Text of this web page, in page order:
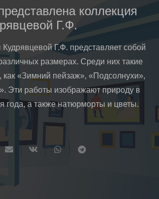
коллекция
Г.Ф.
Г.Ф. представляет собой
размерах. Среди них такие
как «Зимний пейзаж», «Подсолнухи»,
Эти работы изображают природу в
года, а также натюрморты и цветы.